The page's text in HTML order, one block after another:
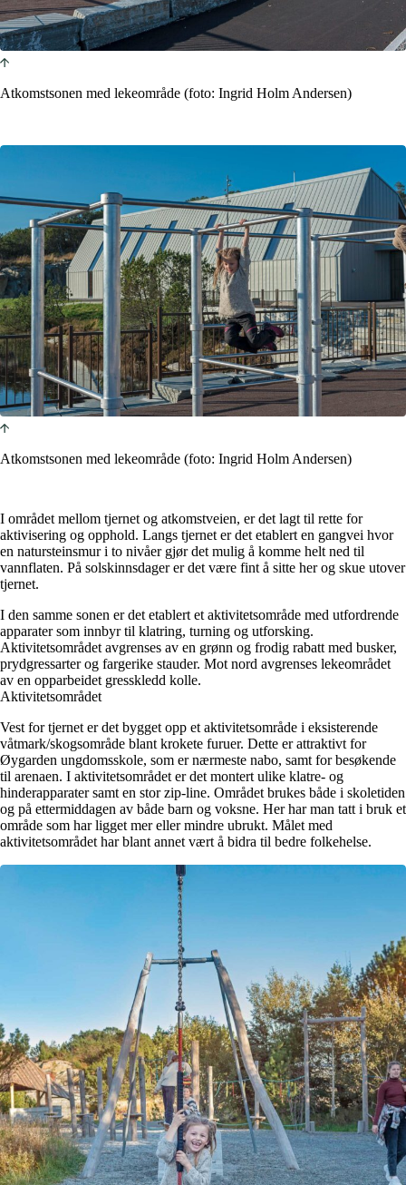
Atkomstsonen med lekeområde (foto: Ingrid Holm Andersen)
Atkomstsonen med lekeområde (foto: Ingrid Holm Andersen)
I området mellom tjernet og atkomstveien, er det lagt til rette for
aktivisering og opphold. Langs tjernet er det etablert en gangvei hvor
en natursteinsmur i to nivåer gjør det mulig å komme helt ned til
vannflaten. På solskinnsdager er det være fint å sitte her og skue utover
tjernet.
I den samme sonen er det etablert et aktivitetsområde med utfordrende
apparater som innbyr til klatring, turning og utforsking.
Aktivitetsområdet avgrenses av en grønn og frodig rabatt med busker,
prydgressarter og fargerike stauder. Mot nord avgrenses lekeområdet
av en opparbeidet gresskledd kolle.
Aktivitetsområdet
Vest for tjernet er det bygget opp et aktivitetsområde i eksisterende
våtmark/skogsområde blant krokete furuer. Dette er attraktivt for
Øygarden ungdomsskole, som er nærmeste nabo, samt for besøkende
til arenaen. I aktivitetsområdet er det montert ulike klatre- og
hinderapparater samt en stor zip-line. Området brukes både i skoletiden
og på ettermiddagen av både barn og voksne. Her har man tatt i bruk et
område som har ligget mer eller mindre ubrukt. Målet med
aktivitetsområdet har blant annet vært å bidra til bedre folkehelse.